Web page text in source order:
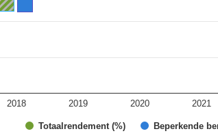
Totaalrendement (%) Beperkende
2018 2019 2020 2021